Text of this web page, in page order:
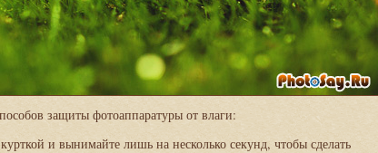
защиты фотоаппаратуры от влаги:
и вынимайте лишь на несколько секунд, чтобы сделать